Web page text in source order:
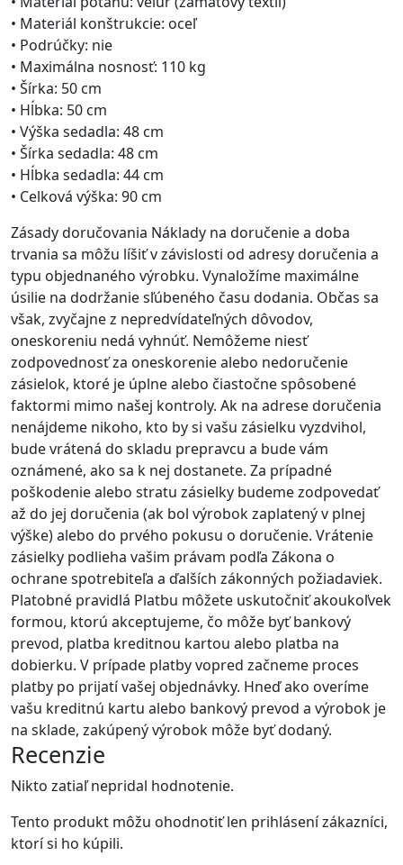
• Materiál konštrukcie: oceľ
• Podrúčky: nie
• Maximálna nosnosť: 110 kg
• Šírka: 50 cm
• Hĺbka: 50 cm
• Výška sedadla: 48 cm
• Šírka sedadla: 48 cm
• Hĺbka sedadla: 44 cm
• Celková výška: 90 cm
Zásady doručovania Náklady na doručenie a doba
trvania sa môžu líšiť v závislosti od adresy doručenia a
typu objednaného výrobku. Vynaložíme maximálne
úsilie na dodržanie sľúbeného času dodania. Občas sa
však, zvyčajne z nepredvídateľných dôvodov,
oneskoreniu nedá vyhnúť. Nemôžeme niesť
zodpovednosť za oneskorenie alebo nedoručenie
zásielok, ktoré je úplne alebo čiastočne spôsobené
faktormi mimo našej kontroly. Ak na adrese doručenia
nenájdeme nikoho, kto by si vašu zásielku vyzdvihol,
bude vrátená do skladu prepravcu a bude vám
oznámené, ako sa k nej dostanete. Za prípadné
poškodenie alebo stratu zásielky budeme zodpovedať
až do jej doručenia (ak bol výrobok zaplatený v plnej
výške) alebo do prvého pokusu o doručenie. Vrátenie
zásielky podlieha vašim právam podľa Zákona o
ochrane spotrebiteľa a ďalších zákonných požiadaviek.
Platobné pravidlá Platbu môžete uskutočniť akoukoľvek
formou, ktorú akceptujeme, čo môže byť bankový
prevod, platba kreditnou kartou alebo platba na
dobierku. V prípade platby vopred začneme proces
platby po prijatí vašej objednávky. Hneď ako overíme
vašu kreditnú kartu alebo bankový prevod a výrobok je
na sklade, zakúpený výrobok môže byť dodaný.
Recenzie
Nikto zatiaľ nepridal hodnotenie.
Tento produkt môžu ohodnotiť len prihlásení zákazníci,
ktorí si ho kúpili.